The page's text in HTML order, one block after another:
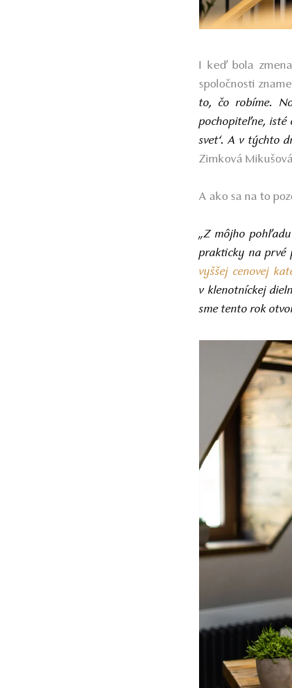
I keď bola
spoločnosti
to, čo robíme.
pochopiteľne, isté
svet‘. A v týchto
Zimková
A ako sa na to
„Z môjho
prakticky na prvé
vyššej cenovej
v klenotníckej
sme tento rok